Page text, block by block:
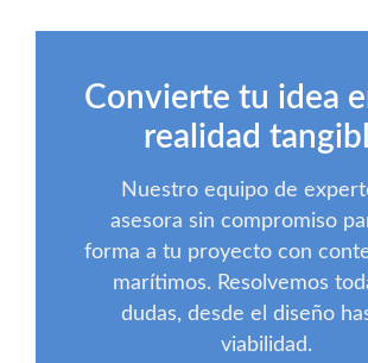
Convierte tu idea
realidad
Nuestro equipo de
asesora sin compromiso
forma a tu proyecto con
marítimos. Resolvemos
dudas, desde el diseño
viabilidad.